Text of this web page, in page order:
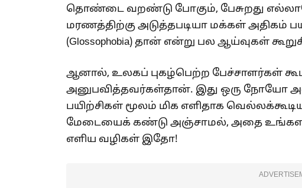
தொண்டை வறண்டு போகும், பேசுறது
மரணத்திற்கு அடுத்தபடியா மக்கள் அதிகம்
(Glossophobia) தான் என்று பல ஆய்வுகள்
ஆனால், உலகப் புகழ்பெற்ற பேச்சாளர்கள்
அனுபவித்தவர்கள்தான். இது ஒரு
பயிற்சிகள் மூலம் மிக எளிதாக
மேடையைக் கண்டு அஞ்சாமல், அதை
எளிய வழிகள் இதோ!